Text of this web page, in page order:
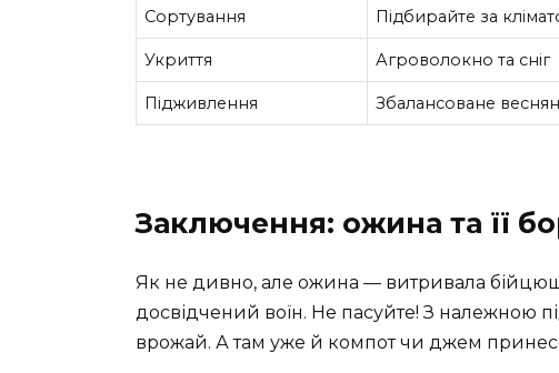
Сортування Підбирайте за
Укриття Агроволокно та сніг
Підживлення Збалансоване
Заключення: ожина та її
Як не дивно, але ожина — витривала
досвідчений воїн. Не пасуйте! З належною
врожай. А там уже й компот чи джем